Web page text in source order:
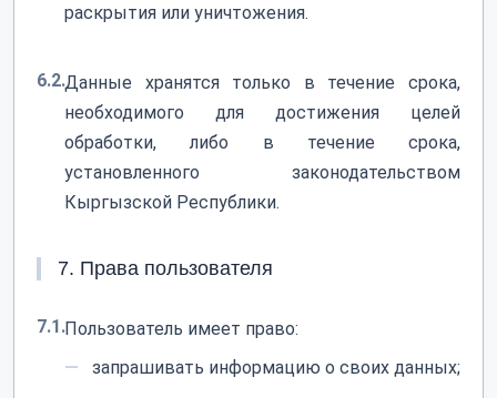
раскрытия или уничтожения.
6.2.Данные хранятся только в течение срока,
необходимого для достижения целей
обработки, либо в течение срока,
установленного законодательством
Кыргызской Республики.
7. Права пользователя
7.1.Пользователь имеет право:
запрашивать информацию о своих данных;